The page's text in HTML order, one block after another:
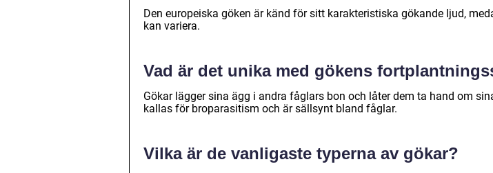
Den europeiska göken är känd för sitt karakteristiska gökande ljud,
kan variera.
Vad är det unika med gökens
Gökar lägger sina ägg i andra fåglars bon och låter dem ta hand om
kallas för broparasitism och är sällsynt bland fåglar.
Vilka är de vanligaste typerna av gökar?